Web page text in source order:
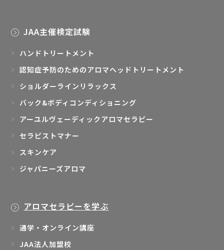
JAA主催検定試験
ハンドトリートメント
認知症予防のためのアロマヘッドトリートメント
ショルダーラインリラックス
バック&ボディコンディショニング
アーユルヴェーディックアロマセラピー
セラピストマナー
スキンケア
ジャパニーズアロマ
アロマセラピーを学ぶ
通学・オンライン講座
JAA法人加盟校